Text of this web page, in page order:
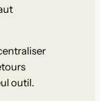
outil.